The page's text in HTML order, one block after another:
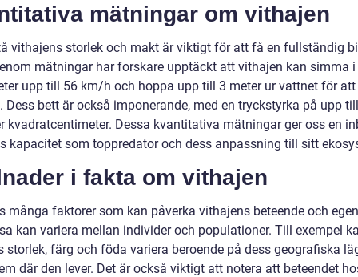
mätningar om vithajen
vithajens storlek och makt är viktigt för att få en fullständig
mätningar har forskare upptäckt att vithajen kan simma i
upp till 56 km/h och hoppa upp till 3 meter ur vattnet för
Dess bett är också imponerande, med en tryckstyrka på upp
kvadratcentimeter. Dessa kvantitativa mätningar ger oss en
kapacitet som toppredator och dess anpassning till sitt
i fakta om vithajen
många faktorer som kan påverka vithajens beteende och
kan variera mellan individer och populationer. Till exempel
storlek, färg och föda variera beroende på dess geografiska
där den lever. Det är också viktigt att notera att beteendet